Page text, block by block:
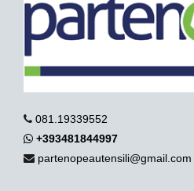
081.19339552
+393481844997
partenopeautensili@gmail.com